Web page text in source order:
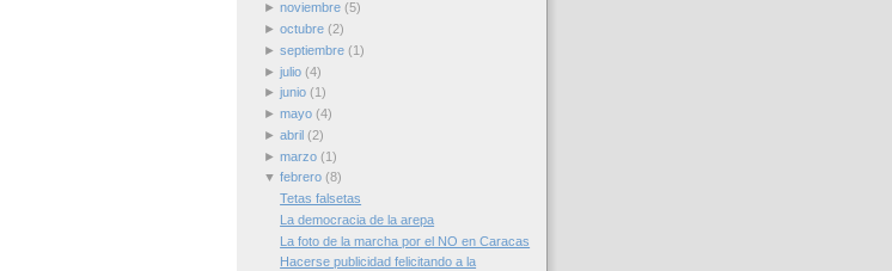
► noviembre (5)
► octubre (2)
► septiembre (1)
► julio (4)
► junio (1)
► mayo (4)
► abril (2)
► marzo (1)
▼ febrero (8)
Tetas falsetas
La democracia de la arepa
La foto de la marcha por el NO en Caracas
Hacerse publicidad felicitando a la